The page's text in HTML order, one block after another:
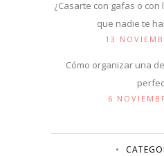
¿Casarte con gafas o
que nadie te
13
Cómo organizar una
6